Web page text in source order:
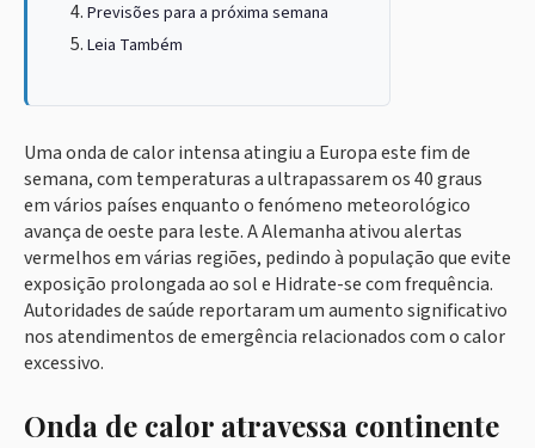
Previsões para a próxima semana
Leia Também
Uma onda de calor intensa atingiu a Europa este fim de
semana, com temperaturas a ultrapassarem os 40 graus
em vários países enquanto o fenómeno meteorológico
avança de oeste para leste. A Alemanha ativou alertas
vermelhos em várias regiões, pedindo à população que evite
exposição prolongada ao sol e Hidrate-se com frequência.
Autoridades de saúde reportaram um aumento significativo
nos atendimentos de emergência relacionados com o calor
excessivo.
Onda de calor atravessa continente